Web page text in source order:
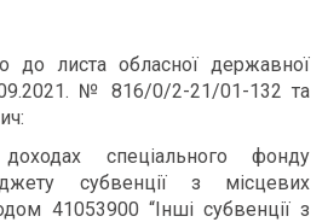
до листа обласної державної
№ 816/0/2-21/01-132 та
спеціального фонду
субвенції з місцевих
41053900 “Інші субвенції з